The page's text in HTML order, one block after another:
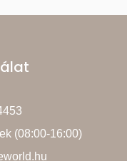
(08:00-16:00)